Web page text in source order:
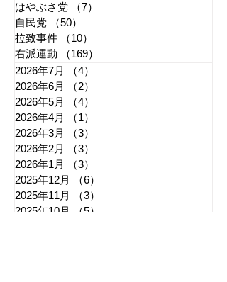
はやぶさ党
（7）
自民党
（50）
拉致事件
（10）
右派運動
（169）
2026年7月
（4）
2026年6月
（2）
2026年5月
（4）
2026年4月
（1）
2026年3月
（3）
2026年2月
（3）
2026年1月
（3）
2025年12月
（6）
2025年11月
（3）
2025年10月
（5）